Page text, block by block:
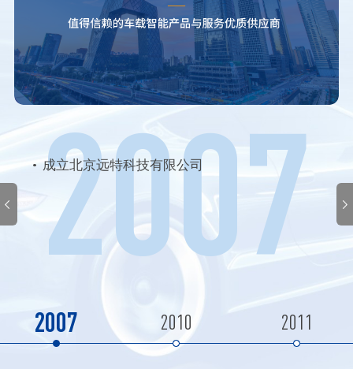
2007
成立北京远特科技有限公司
2007 2010 2011